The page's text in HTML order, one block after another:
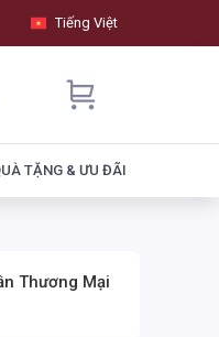
Tiếng Việt
TẶNG & ƯU ĐÃI
Thương Mại